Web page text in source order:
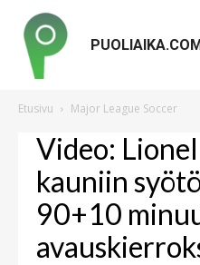
Etusivu Major League Soccer
Video:
kauniin
90+10